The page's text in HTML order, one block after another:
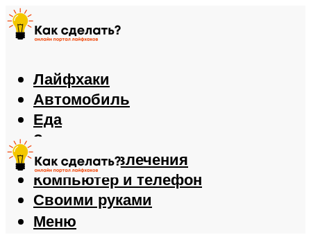
Лайфхаки
Автомобиль
Еда
Здоровье
Игры и развлечения
Компьютер и телефон
Своими руками
Меню